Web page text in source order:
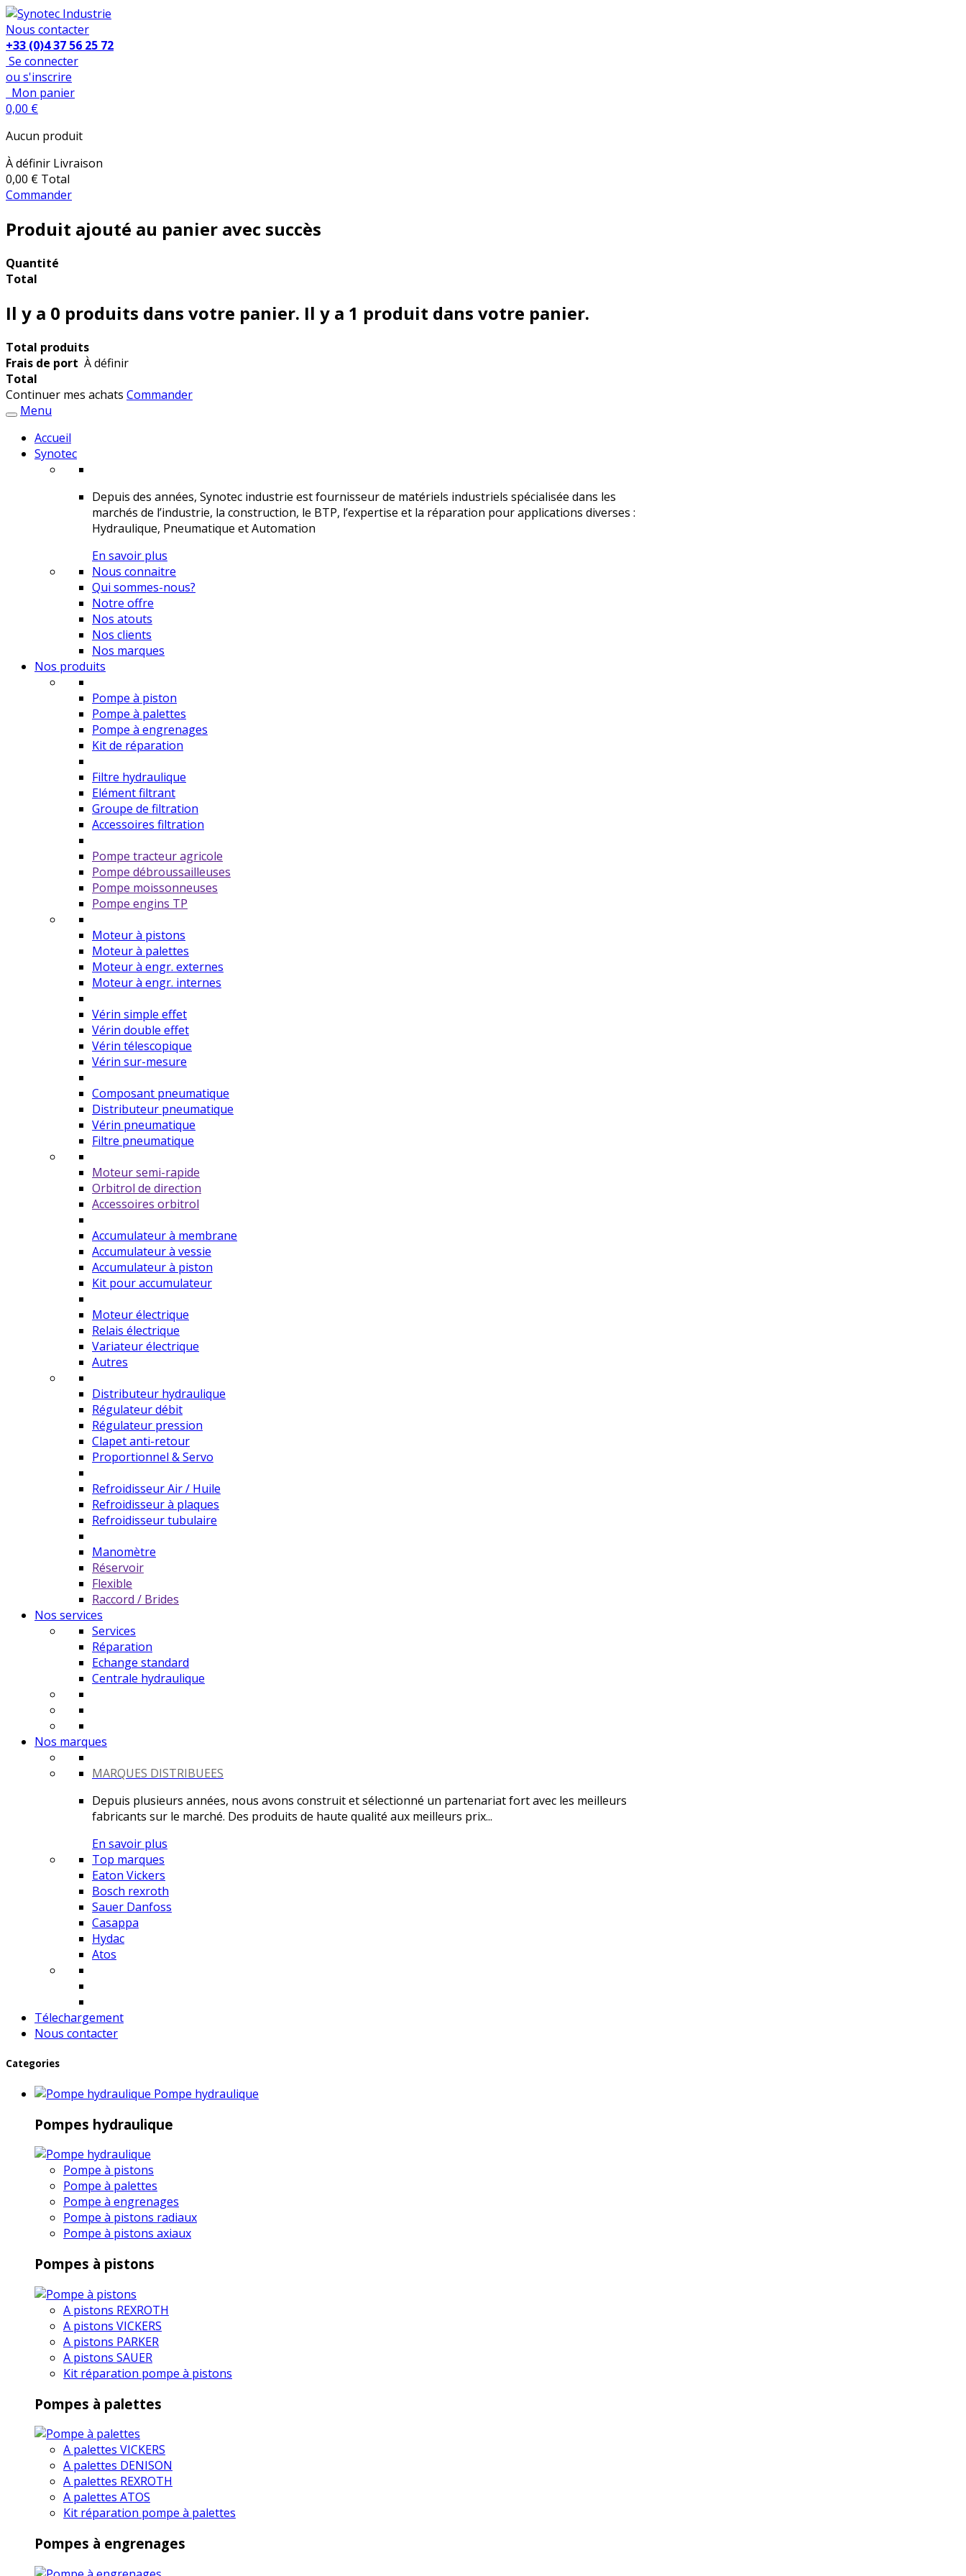
Nous contacter
+33 (0)4 37 56 25 72
Se connecter
ou s'inscrire
Mon panier
0,00 €
Aucun produit
À définir Livraison
0,00 € Total
Commander
Produit ajouté au panier avec succès
Quantité
Total
Il y a 0 produits dans votre panier. Il y a 1 produit dans votre panier.
Total produits
Frais de port À définir
Total
Continuer mes achats Commander
Menu
Accueil
Synotec
Depuis des années, Synotec industrie est fournisseur de matériels industriels spécialisée dans les
marchés de l’industrie, la construction, le BTP, l’expertise et la réparation pour applications diverses :
Hydraulique, Pneumatique et Automation
En savoir plus
Nous connaitre
Qui sommes-nous?
Notre offre
Nos atouts
Nos clients
Nos marques
Nos produits
Pompe à piston
Pompe à palettes
Pompe à engrenages
Kit de réparation
Filtre hydraulique
Elément filtrant
Groupe de filtration
Accessoires filtration
Pompe tracteur agricole
Pompe débroussailleuses
Pompe moissonneuses
Pompe engins TP
Moteur à pistons
Moteur à palettes
Moteur à engr. externes
Moteur à engr. internes
Vérin simple effet
Vérin double effet
Vérin télescopique
Vérin sur-mesure
Composant pneumatique
Distributeur pneumatique
Vérin pneumatique
Filtre pneumatique
Moteur semi-rapide
Orbitrol de direction
Accessoires orbitrol
Accumulateur à membrane
Accumulateur à vessie
Accumulateur à piston
Kit pour accumulateur
Moteur électrique
Relais électrique
Variateur électrique
Autres
Distributeur hydraulique
Régulateur débit
Régulateur pression
Clapet anti-retour
Proportionnel & Servo
Refroidisseur Air / Huile
Refroidisseur à plaques
Refroidisseur tubulaire
Manomètre
Réservoir
Flexible
Raccord / Brides
Nos services
Services
Réparation
Echange standard
Centrale hydraulique
Nos marques
MARQUES DISTRIBUEES
Depuis plusieurs années, nous avons construit et sélectionné un partenariat fort avec les meilleurs
fabricants sur le marché. Des produits de haute qualité aux meilleurs prix...
En savoir plus
Top marques
Eaton Vickers
Bosch rexroth
Sauer Danfoss
Casappa
Hydac
Atos
Télechargement
Nous contacter
Categories
Pompe hydraulique
Pompes hydraulique
Pompe à pistons
Pompe à palettes
Pompe à engrenages
Pompe à pistons radiaux
Pompe à pistons axiaux
Pompes à pistons
A pistons REXROTH
A pistons VICKERS
A pistons PARKER
A pistons SAUER
Kit réparation pompe à pistons
Pompes à palettes
A palettes VICKERS
A palettes DENISON
A palettes REXROTH
A palettes ATOS
Kit réparation pompe à palettes
Pompes à engrenages